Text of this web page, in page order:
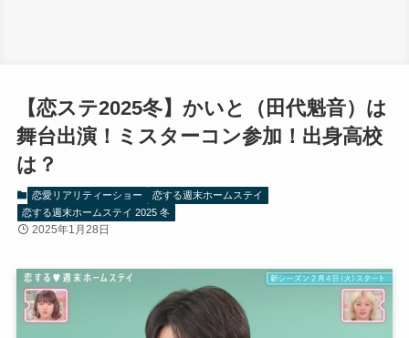
【恋ステ2025冬】かいと（田代魁音）は
舞台出演！ミスターコン参加！出身高校
は？
恋愛リアリティーショー
恋する週末ホームステイ
恋する週末ホームステイ 2025 冬
2025年1月28日